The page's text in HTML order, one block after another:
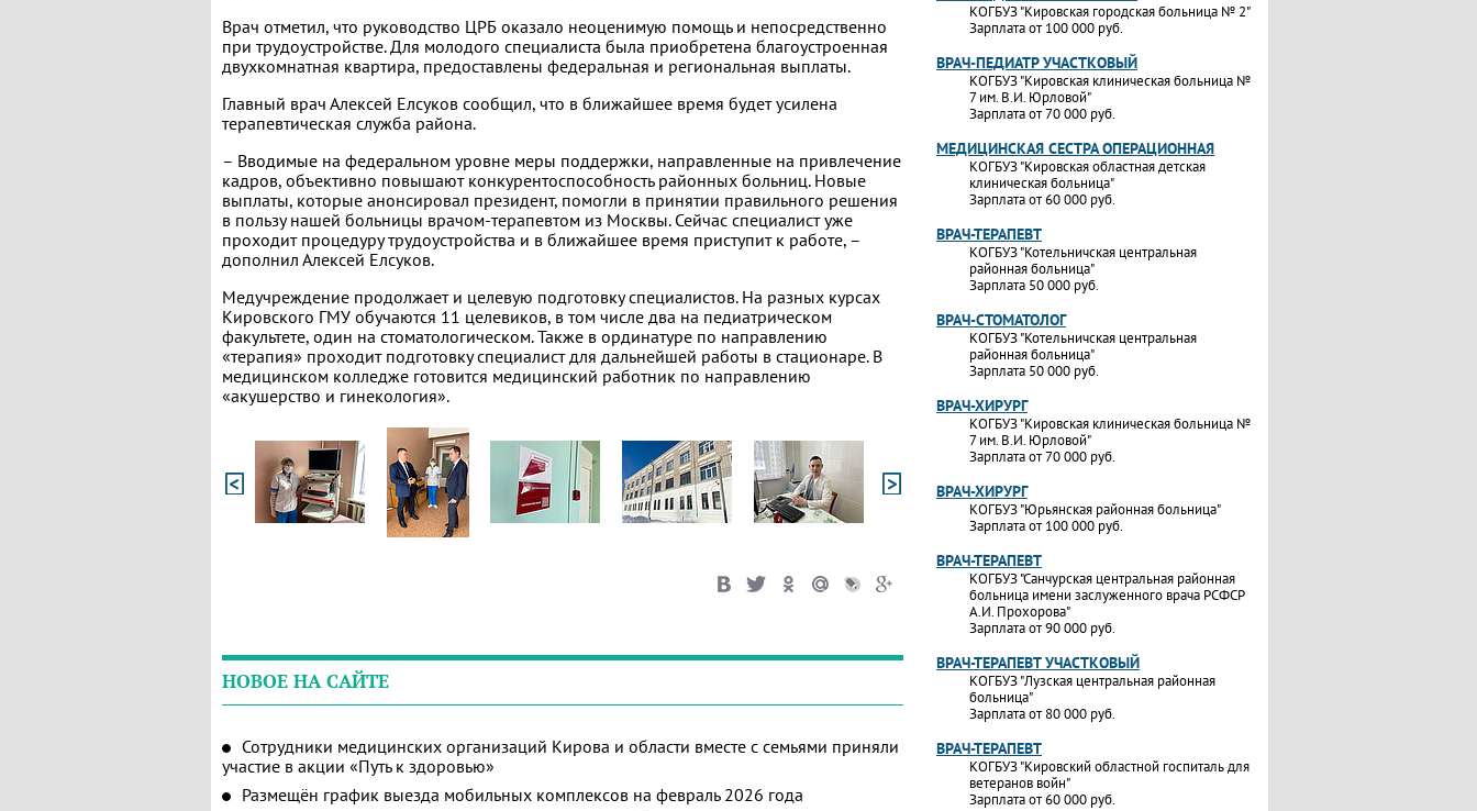
Врач отметил, что руководство ЦРБ оказало неоценимую помощь и непосредственно
при трудоустройстве. Для молодого специалиста была приобретена благоустроенная
двухкомнатная квартира, предоставлены федеральная и региональная выплаты.
Главный врач Алексей Елсуков сообщил, что в ближайшее время будет усилена
терапевтическая служба района.
– Вводимые на федеральном уровне меры поддержки, направленные на привлечение
кадров, объективно повышают конкурентоспособность районных больниц. Новые
выплаты, которые анонсировал президент, помогли в принятии правильного решения
в пользу нашей больницы врачом-терапевтом из Москвы. Сейчас специалист уже
проходит процедуру трудоустройства и в ближайшее время приступит к работе, –
дополнил Алексей Елсуков.
Медучреждение продолжает и целевую подготовку специалистов. На разных курсах
Кировского ГМУ обучаются 11 целевиков, в том числе два на педиатрическом
факультете, один на стоматологическом. Также в ординатуре по направлению
«терапия» проходит подготовку специалист для дальнейшей работы в стационаре. В
медицинском колледже готовится медицинский работник по направлению
«акушерство и гинекология».
НОВОЕ НА САЙТЕ
Сотрудники медицинских организаций Кирова и области вместе с семьями приняли
участие в акции «Путь к здоровью»
Размещён график выезда мобильных комплексов на февраль 2026 года
КОГБУЗ "Кировская городская больница № 2"
Зарплата от 100 000 руб.
ВРАЧ-ПЕДИАТР УЧАСТКОВЫЙ
КОГБУЗ "Кировская клиническая больница №
7 им. В.И. Юрловой"
Зарплата от 70 000 руб.
МЕДИЦИНСКАЯ СЕСТРА ОПЕРАЦИОННАЯ
КОГБУЗ "Кировская областная детская
клиническая больница"
Зарплата от 60 000 руб.
ВРАЧ-ТЕРАПЕВТ
КОГБУЗ "Котельничская центральная
районная больница"
Зарплата 50 000 руб.
ВРАЧ-СТОМАТОЛОГ
КОГБУЗ "Котельничская центральная
районная больница"
Зарплата 50 000 руб.
ВРАЧ-ХИРУРГ
КОГБУЗ "Кировская клиническая больница №
7 им. В.И. Юрловой"
Зарплата от 70 000 руб.
ВРАЧ-ХИРУРГ
КОГБУЗ "Юрьянская районная больница"
Зарплата от 100 000 руб.
ВРАЧ-ТЕРАПЕВТ
КОГБУЗ "Санчурская центральная районная
больница имени заслуженного врача РСФСР
А.И. Прохорова"
Зарплата от 90 000 руб.
ВРАЧ-ТЕРАПЕВТ УЧАСТКОВЫЙ
КОГБУЗ "Лузская центральная районная
больница"
Зарплата от 80 000 руб.
ВРАЧ-ТЕРАПЕВТ
КОГБУЗ "Кировский областной госпиталь для
ветеранов войн"
Зарплата от 60 000 руб.